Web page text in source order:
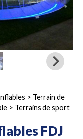
> Terrain de
> Terrains de sport
FDJ